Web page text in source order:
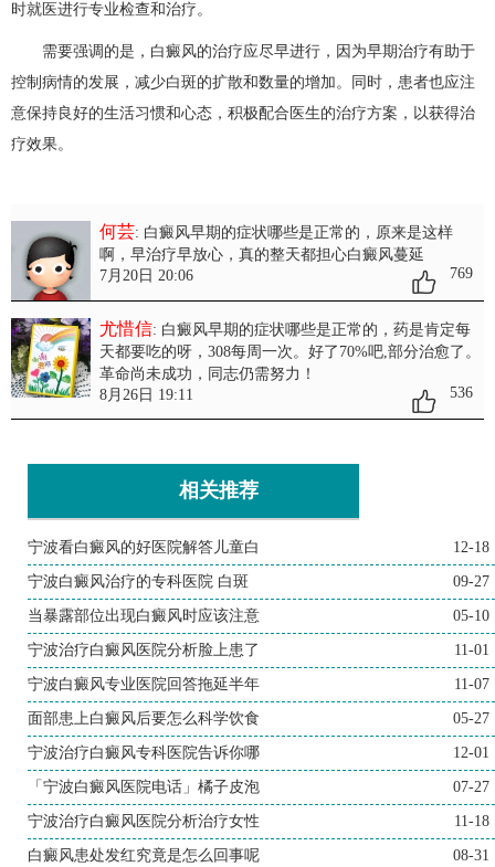
时就医进行专业检查和治疗。
需要强调的是，白癜风的治疗应尽早进行，因为早期治疗有助于
控制病情的发展，减少白斑的扩散和数量的增加。同时，患者也应注
意保持良好的生活习惯和心态，积极配合医生的治疗方案，以获得治
疗效果。
何芸: 白癜风早期的症状哪些是正常的 ，原来是这样
啊，早治疗早放心，真的整天都担心白癜风蔓延
7月20日 20:06
769
尤惜信: 白癜风早期的症状哪些是正常的 ，药是肯定每
天都要吃的呀，308每周一次。好了70%吧,部分治愈了。
革命尚未成功，同志仍需努力！
8月26日 19:11
536
相关推荐
宁波看白癜风的好医院解答儿童白 12-18
宁波白癜风治疗的专科医院 白斑 09-27
当暴露部位出现白癜风时应该注意 05-10
宁波治疗白癜风医院分析脸上患了 11-01
宁波白癜风专业医院回答拖延半年 11-07
面部患上白癜风后要怎么科学饮食 05-27
宁波治疗白癜风专科医院告诉你哪 12-01
「宁波白癜风医院电话」橘子皮泡 07-27
宁波治疗白癜风医院分析治疗女性 11-18
白癜风患处发红究竟是怎么回事呢 08-31